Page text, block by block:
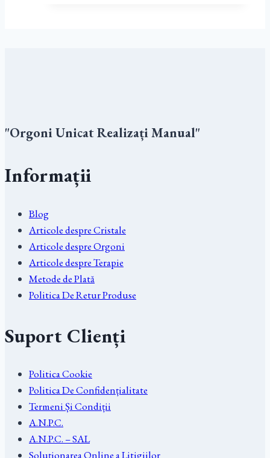
"Orgoni Unicat Realizați Manual"
Informații
Blog
Articole despre Cristale
Articole despre Orgoni
Articole despre Terapie
Metode de Plată
Politica De Retur Produse
Suport Clienți
Politica Cookie
Politica De Confidențialitate
Termeni Și Condiții
A.N.P.C.
A.N.P.C. – SAL
Soluționarea Online a Litigiilor